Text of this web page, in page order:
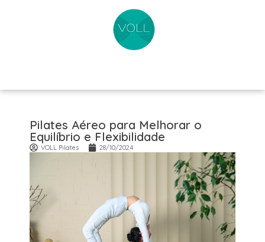
Pilates Aéreo para Melhorar o
Equilíbrio e Flexibilidade
VOLL Pilates 28/10/2024